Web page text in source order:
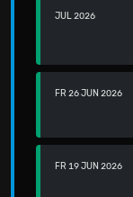
JUL 2026
FR 26 JUN 2026
FR 19 JUN 2026